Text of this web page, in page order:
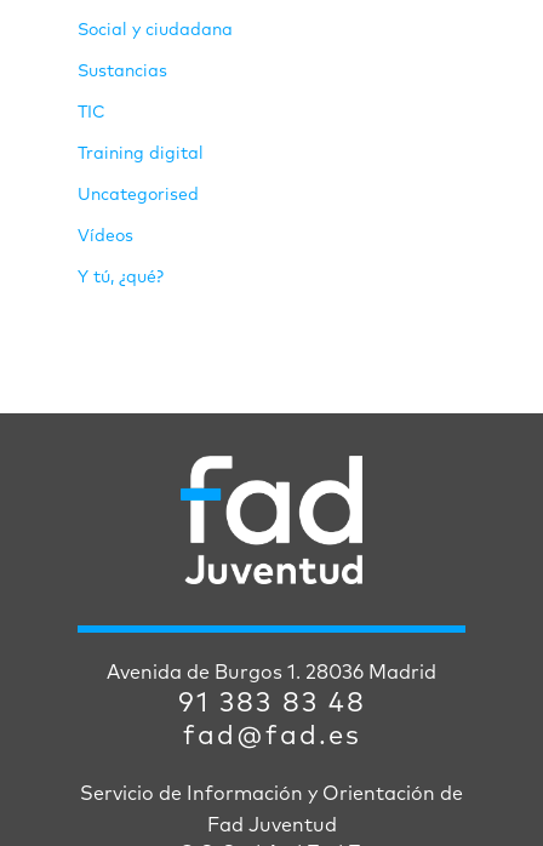
Social y ciudadana
Sustancias
TIC
Training digital
Uncategorised
Vídeos
Y tú, ¿qué?
Avenida de Burgos 1. 28036 Madrid
91 383 83 48
fad@fad.es
Servicio de Información y Orientación de
Fad Juventud